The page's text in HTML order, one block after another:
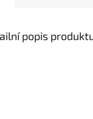
popis